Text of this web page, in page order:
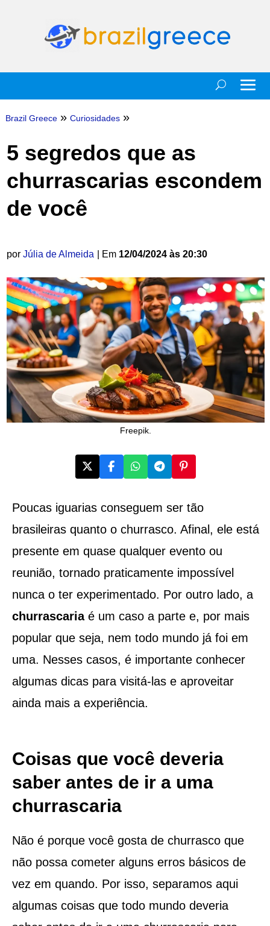
Brazil Greece » Curiosidades »
5 segredos que as
churrascarias escondem
de você
por Júlia de Almeida | Em 12/04/2024 às 20:30
Freepik.
Poucas iguarias conseguem ser tão
brasileiras quanto o churrasco. Afinal, ele está
presente em quase qualquer evento ou
reunião, tornado praticamente impossível
nunca o ter experimentado. Por outro lado, a
churrascariaé um caso a parte e, por mais
popular que seja, nem todo mundo já foi em
uma. Nesses casos, é importante conhecer
algumas dicas para visitá-las e aproveitar
ainda mais a experiência.
Coisas que você deveria
saber antes de ir a uma
churrascaria
Não é porque você gosta de churrasco que
não possa cometer alguns erros básicos de
vez em quando. Por isso, separamos aqui
algumas coisas que todo mundo deveria